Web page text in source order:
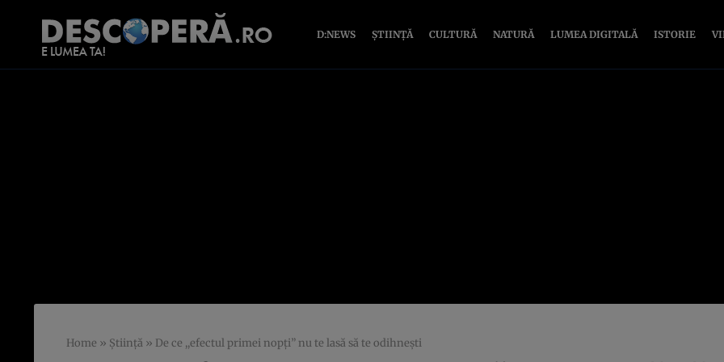
D:NEWS ȘTIINȚĂ CULTURĂ NATURĂ LUMEA DIGITALĂ ISTORIE
Home » Știință » De ce ,,efectul primei nopţi” nu te lasă să te odihneşti